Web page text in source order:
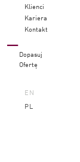
Klienci
Kariera
Kontakt
Dopasuj
Ofertę
EN
PL